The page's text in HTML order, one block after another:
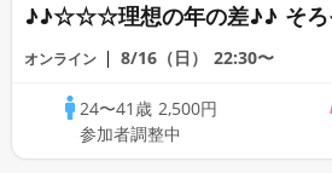
♪♪☆☆☆理想の年の差♪♪ そろ
素敵な恋人見つけたい♪ ♪☆カ
行あり♪♪
オンライン 8/16（日） 22:30〜
24〜41歳 2,500円
参加者調整中